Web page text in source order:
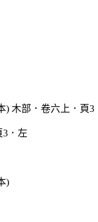
3．左